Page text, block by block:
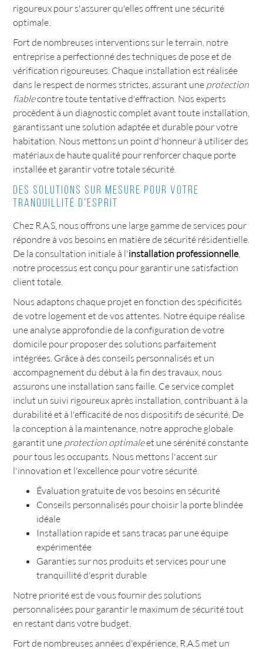
rigoureux pour s'assurer qu'elles offrent une sécurité
optimale.
Fort de nombreuses interventions sur le terrain, notre
entreprise a perfectionné des techniques de pose et de
vérification rigoureuses. Chaque installation est réalisée
dans le respect de normes strictes, assurant une protection
fiablecontre toute tentative d'effraction. Nos experts
procèdent à un diagnostic complet avant toute installation,
garantissant une solution adaptée et durable pour votre
habitation. Nous mettons un point d'honneur à utiliser des
matériaux de haute qualité pour renforcer chaque porte
installée et garantir votre totale sécurité.
Des solutions sur mesure pour votre
tranquillité d'esprit
Chez R.A.S, nous offrons une large gamme de services pour
répondre à vos besoins en matière de sécurité résidentielle.
De la consultation initiale à l'installation professionnelle
notre processus est conçu pour garantir une satisfaction
client totale.
Nous adaptons chaque projet en fonction des spécificités
de votre logement et de vos attentes. Notre équipe réalise
une analyse approfondie de la configuration de votre
domicile pour proposer des solutions parfaitement
intégrées. Grâce à des conseils personnalisés et un
accompagnement du début à la fin des travaux, nous
assurons une installation sans faille. Ce service complet
inclut un suivi rigoureux après installation, contribuant à la
durabilité et à l'efficacité de nos dispositifs de sécurité. De
la conception à la maintenance, notre approche globale
garantit une protection optimaleet une sérénité constante
pour tous les occupants. Nous mettons l'accent sur
l'innovation et l'excellence pour votre sécurité.
Évaluation gratuite de vos besoins en sécurité
Conseils personnalisés pour choisir la porte blindée
idéale
Installation rapide et sans tracas par une équipe
expérimentée
Garanties sur nos produits et services pour une
tranquillité d'esprit durable
Notre priorité est de vous fournir des solutions
personnalisées pour garantir le maximum de sécurité tout
en restant dans votre budget.
Fort de nombreuses années d'expérience, R.A.S met un